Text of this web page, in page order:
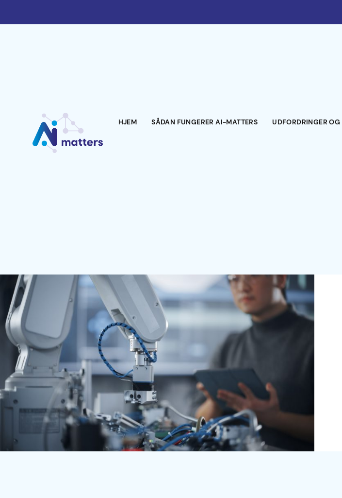
HJEM SÅDAN FUNGERER AI-MATTERS UDFORDRINGER OG